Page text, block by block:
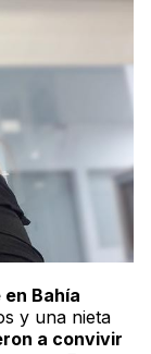
Bahía
y una nieta
a convivir